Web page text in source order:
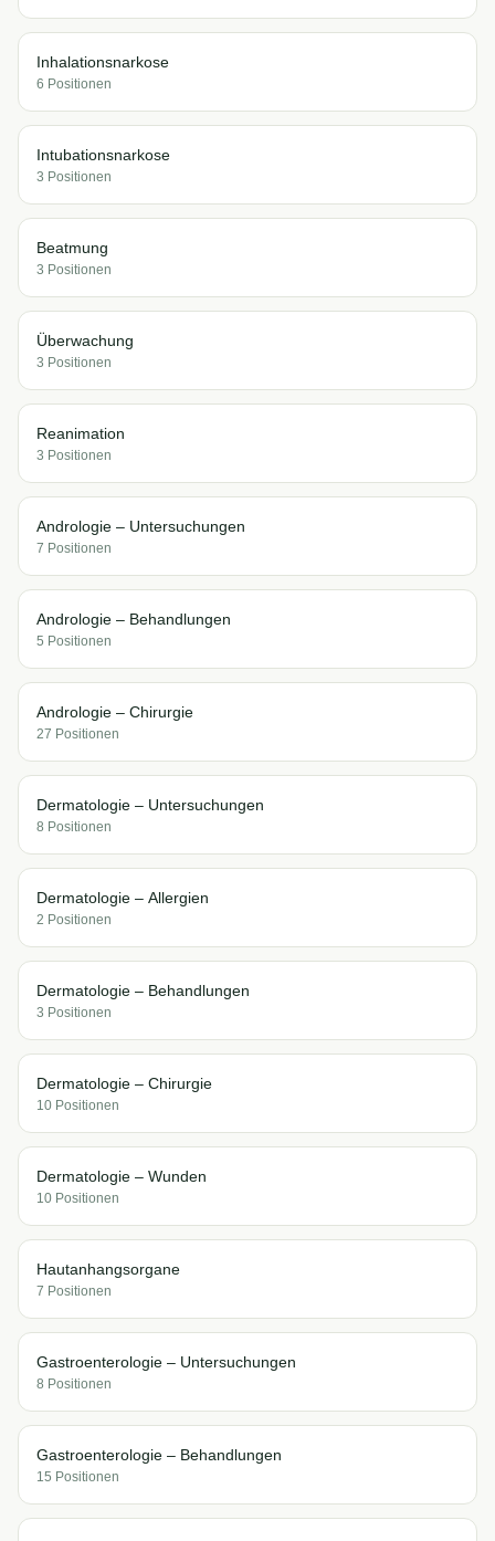
Inhalationsnarkose
6 Positionen
Intubationsnarkose
3 Positionen
Beatmung
3 Positionen
Überwachung
3 Positionen
Reanimation
3 Positionen
Andrologie – Untersuchungen
7 Positionen
Andrologie – Behandlungen
5 Positionen
Andrologie – Chirurgie
27 Positionen
Dermatologie – Untersuchungen
8 Positionen
Dermatologie – Allergien
2 Positionen
Dermatologie – Behandlungen
3 Positionen
Dermatologie – Chirurgie
10 Positionen
Dermatologie – Wunden
10 Positionen
Hautanhangsorgane
7 Positionen
Gastroenterologie – Untersuchungen
8 Positionen
Gastroenterologie – Behandlungen
15 Positionen